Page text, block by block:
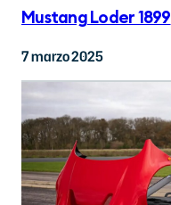
Mustang Loder 1899
7 marzo 2025